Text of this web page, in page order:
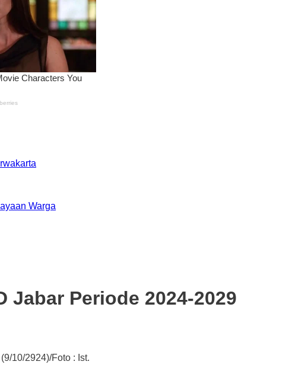
Warga
Jabar Periode 2024-2029
10/2924)/Foto : Ist.